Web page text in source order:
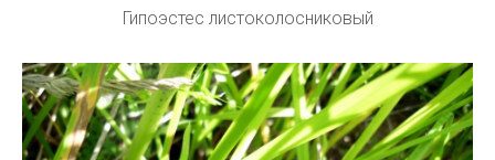
Гипоэстес листоколосниковый